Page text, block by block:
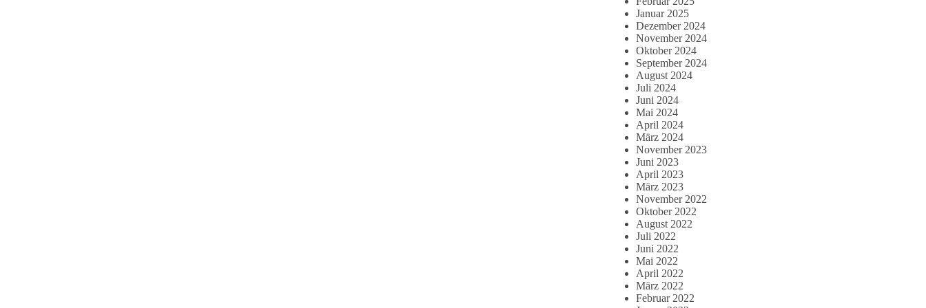
Januar 2025
Dezember 2024
November 2024
Oktober 2024
September 2024
August 2024
Juli 2024
Juni 2024
Mai 2024
April 2024
März 2024
November 2023
Juni 2023
April 2023
März 2023
November 2022
Oktober 2022
August 2022
Juli 2022
Juni 2022
Mai 2022
April 2022
März 2022
Februar 2022